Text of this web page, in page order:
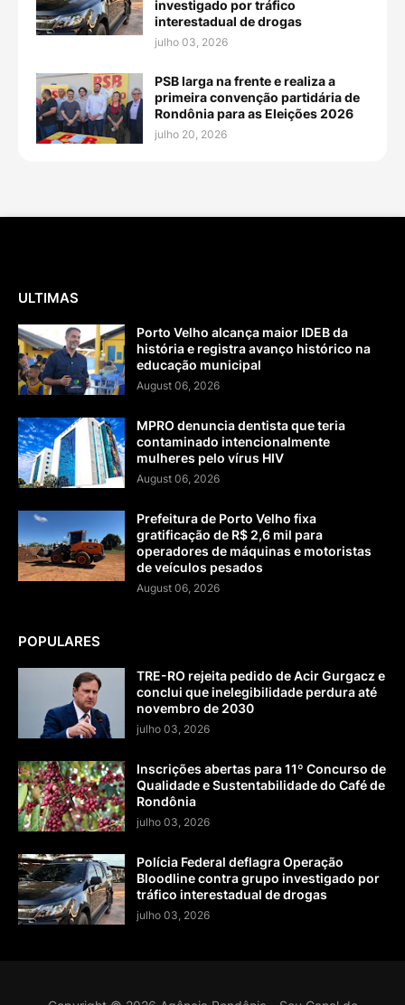
investigado por tráfico
interestadual de drogas
julho 03, 2026
PSB larga na frente e realiza a
primeira convenção partidária de
Rondônia para as Eleições 2026
julho 20, 2026
ULTIMAS
Porto Velho alcança maior IDEB da
história e registra avanço histórico na
educação municipal
August 06, 2026
MPRO denuncia dentista que teria
contaminado intencionalmente
mulheres pelo vírus HIV
August 06, 2026
Prefeitura de Porto Velho fixa
gratificação de R$ 2,6 mil para
operadores de máquinas e motoristas
de veículos pesados
August 06, 2026
POPULARES
TRE-RO rejeita pedido de Acir Gurgacz e
conclui que inelegibilidade perdura até
novembro de 2030
julho 03, 2026
Inscrições abertas para 11º Concurso de
Qualidade e Sustentabilidade do Café de
Rondônia
julho 03, 2026
Polícia Federal deflagra Operação
Bloodline contra grupo investigado por
tráfico interestadual de drogas
julho 03, 2026